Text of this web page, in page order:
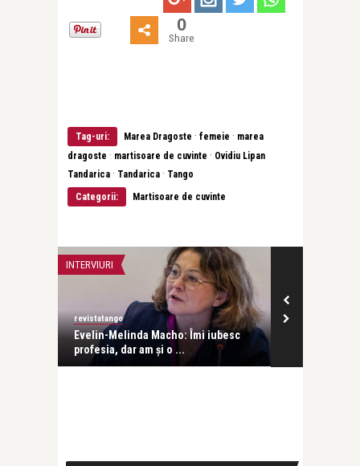
0
Share
Tag-uri: Marea Dragoste · femeie · marea
dragoste · martisoare de cuvinte · Ovidiu Lipan
Tandarica · Tandarica · Tango
Categorii:
Martisoare de cuvinte
INTERVIURI
revistatango
Evelin-Melinda Macho: Îmi iubesc
profesia, dar am și o ...